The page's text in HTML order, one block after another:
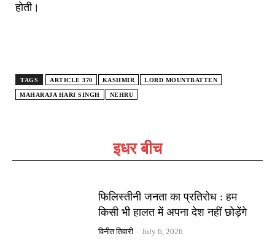
इधर बीच
फिलिस्तीनी जनता का प्रतिरोध : हम
किसी भी हालत में अपना देश नहीं छोड़ेंगे
विनीत तिवारी - July 6, 2026
होती।
TAGS ARTICLE 370 KASHMIR LORD MOUNTBATTEN
MAHARAJA HARI SINGH NEHRU